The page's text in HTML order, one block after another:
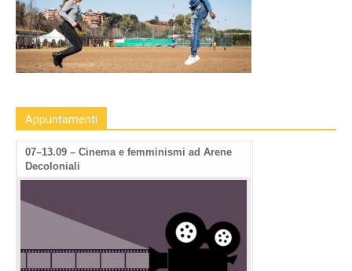
Appuntamenti
Film Fest -2a
07–13.09 – Cinema e femminismi ad Arene